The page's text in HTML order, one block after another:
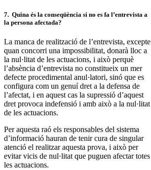
7. Quina és la conseqüència si no es fa l’entrevista a
la persona afectada?
La manca de realització de l’entrevista, excepte
quan concorri una impossibilitat, donarà lloc a
la nul·litat de les actuacions, i això perquè
l’absència d’entrevista no constitueix un mer
defecte procedimental anul·latori, sinó que es
configura com un genuí dret a la defensa de
l’afectat, i en aquest cas la supressió d’aquest
dret provoca indefensió i amb això a la nul·litat
de les actuacions.
Per aquesta raó els responsables del sistema
d’informació hauran de tenir cura de singular
atenció el realitzar aquesta prova, i això per
evitar vicis de nul·litat que puguen afectar totes
les actuacions.